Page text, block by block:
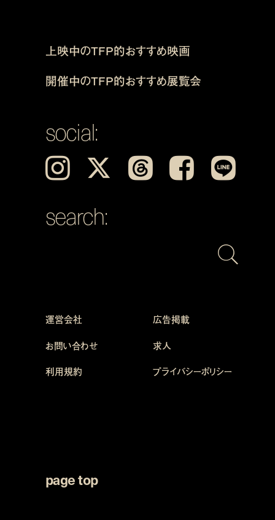
上映中のTFP的おすすめ映画
開催中のTFP的おすすめ展覧会
social:
Instagram 𝕏 Threads Facebook LINE
search:
運営会社
広告掲載
お問い合わせ
求人
利用規約 プライバシーポリシー
page top